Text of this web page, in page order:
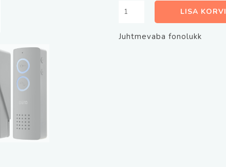
Fonolukukomplekt
juhtmevaba
telefoniga
LISA KORVI
Juhtmevaba fonolukk